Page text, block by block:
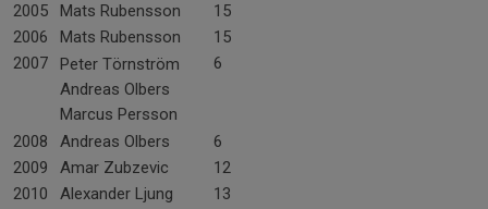
2005
Mats Rubensson
15
2006
Mats Rubensson
15
2007
Peter Törnström
Andreas Olbers
Marcus Persson
6
2008 Andreas Olbers
6
2009
Amar Zubzevic
12
2010
Alexander Ljung
13